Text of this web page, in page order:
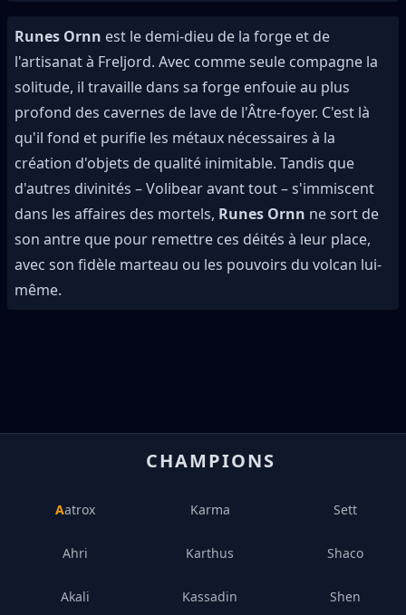
Runes Ornn est le demi-dieu de la forge et de
l'artisanat à Freljord. Avec comme seule compagne la
solitude, il travaille dans sa forge enfouie au plus
profond des cavernes de lave de l'Âtre-foyer. C'est là
qu'il fond et purifie les métaux nécessaires à la
création d'objets de qualité inimitable. Tandis que
d'autres divinités – Volibear avant tout – s'immiscent
dans les affaires des mortels, Runes Ornn ne sort de
son antre que pour remettre ces déités à leur place,
avec son fidèle marteau ou les pouvoirs du volcan lui-
même.
CHAMPIONS
Aatrox
Ahri
Akali
Karma
Karthus
Kassadin
Sett
Shaco
Shen